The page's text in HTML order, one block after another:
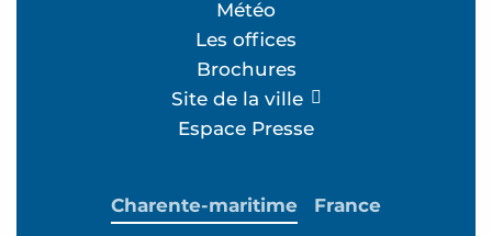
Météo
Les offices
Brochures
Site de la ville
Espace Presse
Charente-maritime France